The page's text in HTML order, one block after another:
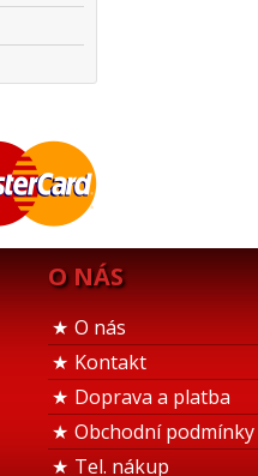
O NÁS
O nás
Kontakt
Doprava a platba
Obchodní podmínky
Tel. nákup